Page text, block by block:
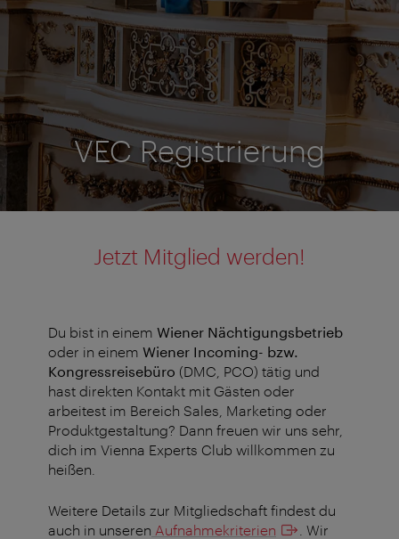
VEC Registrierung
Jetzt Mitglied werden!
Du bist in einem Wiener Nächtigungsbetrieb
oder in einem Wiener Incoming- bzw.
Kongressreisebüro (DMC, PCO) tätig und
hast direkten Kontakt mit Gästen oder
arbeitest im Bereich Sales, Marketing oder
Produktgestaltung? Dann freuen wir uns sehr,
dich im Vienna Experts Club willkommen zu
heißen.
Weitere Details zur Mitgliedschaft findest du
auch in unseren Aufnahmekriterien
. Wir